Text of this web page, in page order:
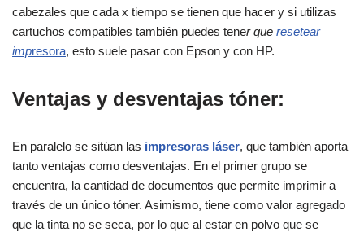
cabezales que cada x tiempo se tienen que hacer y si utilizas
cartuchos compatibles también puedes tener que resetear
impresora, esto suele pasar con Epson y con HP.
Ventajas y desventajas tóner:
En paralelo se sitúan las impresoras láser, que también aporta
tanto ventajas como desventajas. En el primer grupo se
encuentra, la cantidad de documentos que permite imprimir a
través de un único tóner. Asimismo, tiene como valor agregado
que la tinta no se seca, por lo que al estar en polvo que se